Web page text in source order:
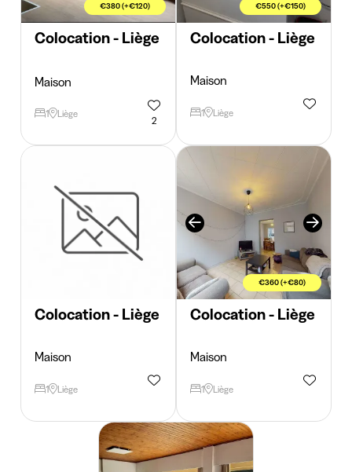
€380 (+€120)
Colocation - Liège
Maison
1 Liège
2
€550 (+€150)
Colocation - Liège
Maison
1 Liège
Colocation - Liège
Maison
1 Liège
€360 (+€80)
Colocation - Liège
Maison
1 Liège